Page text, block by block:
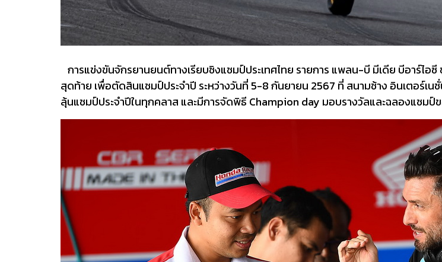
การแข่งขันจักรยานยนต์ทางเรียบชิงแชมป์ประเทศไทย รายการ แพลน-บี มีเดีย บีอาร์ไอ
สุดท้าย เพื่อตัดสินแชมป์ประจำปี ระหว่างวันที่ 5-8 กันยายน 2567 ที่ สนามช้าง อินเตอร์เ
ลุ้นแชมป์ประจำปีในทุกคลาส และมีการจัดพิธี Champion day มอบรางวัลและฉลองแชม